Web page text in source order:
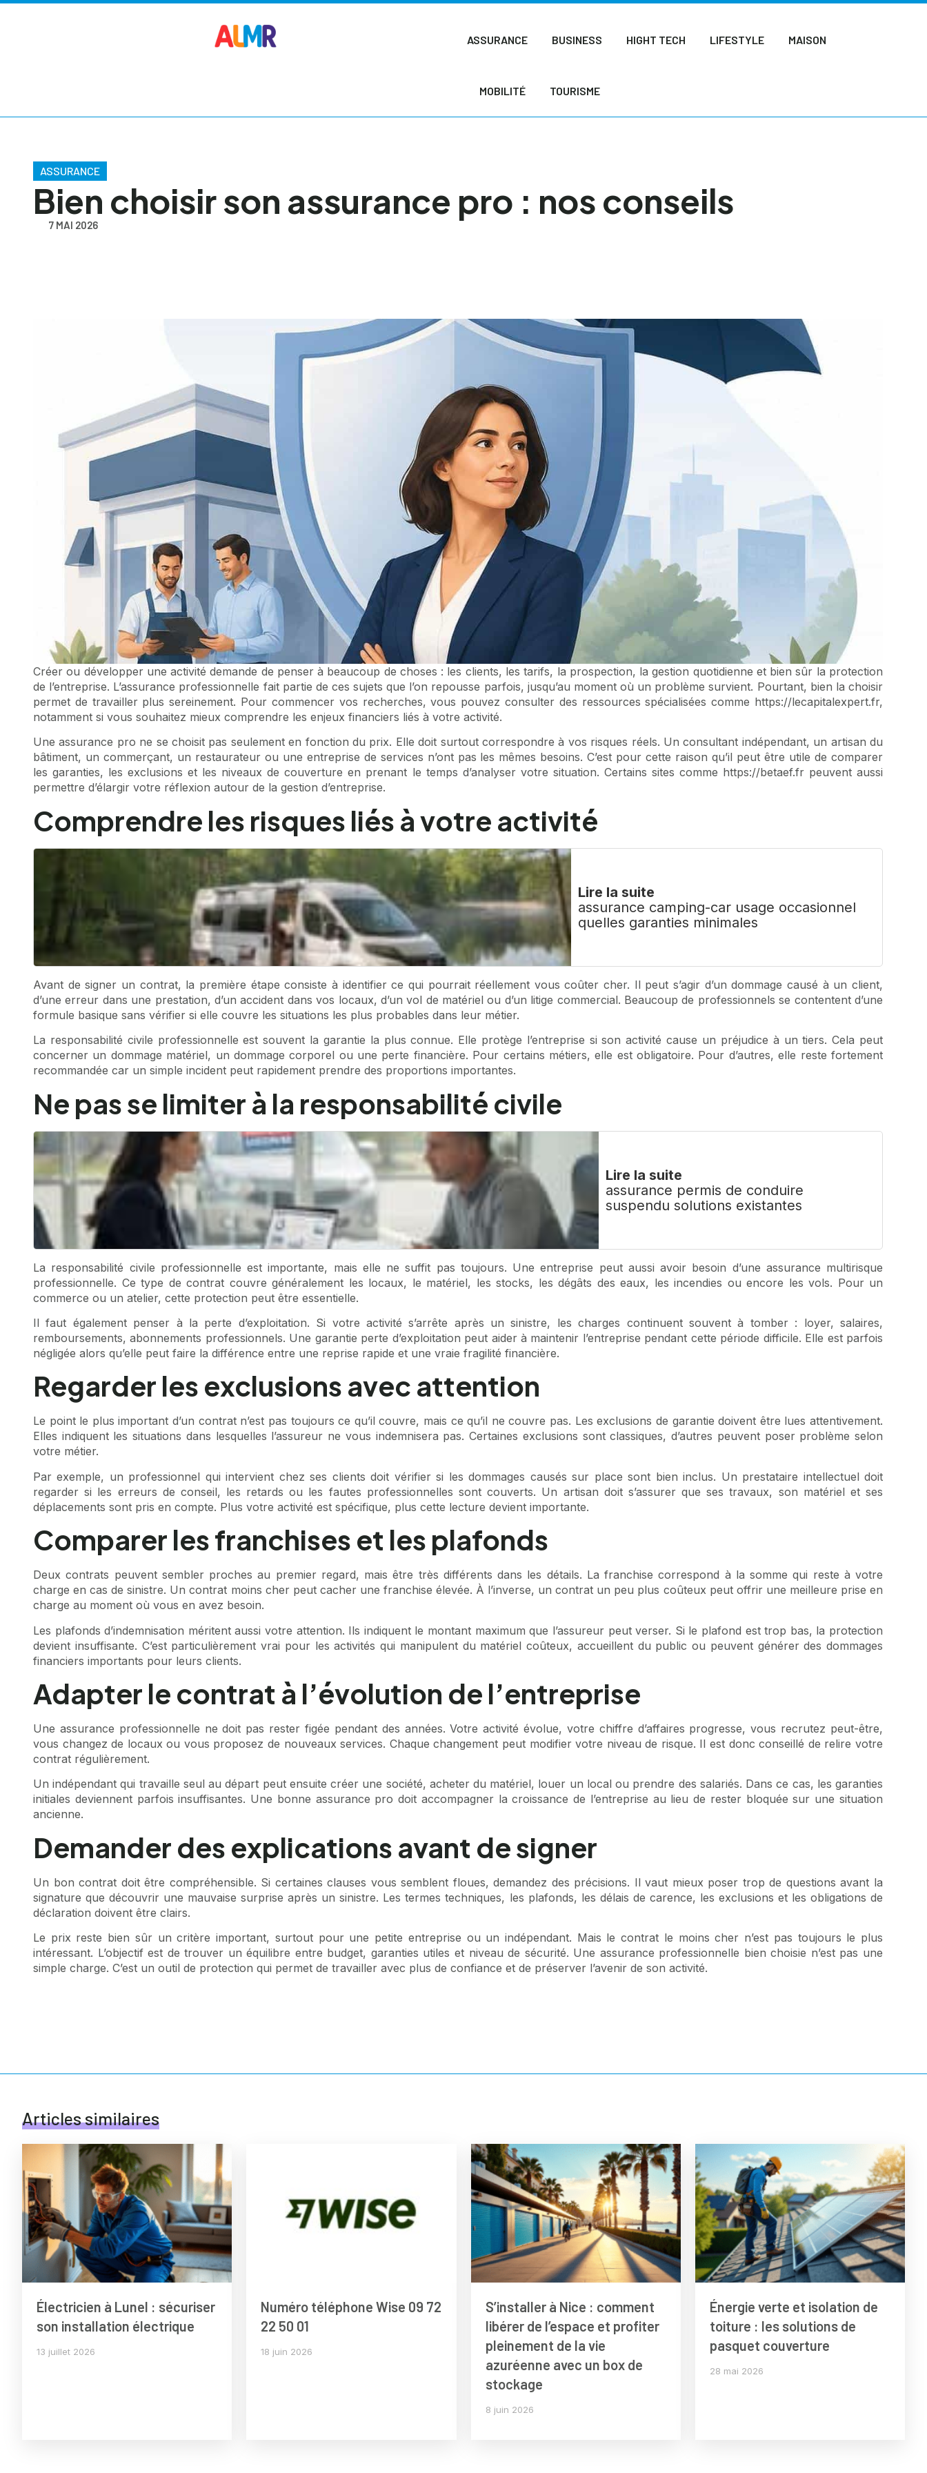
ASSURANCE BUSINESS HIGHT TECH LIFESTYLE MAISON
MOBILITÉ TOURISME
ASSURANCE
Bien choisir son assurance pro : nos conseils
7 MAI 2026
Créer ou développer une activité demande de penser à beaucoup de choses : les clients, les tarifs, la prospection, la gestion quotidienne et bien sûr la protection
de l’entreprise. L’assurance professionnelle fait partie de ces sujets que l’on repousse parfois, jusqu’au moment où un problème survient. Pourtant, bien la choisir
permet de travailler plus sereinement. Pour commencer vos recherches, vous pouvez consulter des ressources spécialisées comme https://lecapitalexpert.fr,
notamment si vous souhaitez mieux comprendre les enjeux financiers liés à votre activité.
Une assurance pro ne se choisit pas seulement en fonction du prix. Elle doit surtout correspondre à vos risques réels. Un consultant indépendant, un artisan du
bâtiment, un commerçant, un restaurateur ou une entreprise de services n’ont pas les mêmes besoins. C’est pour cette raison qu’il peut être utile de comparer
les garanties, les exclusions et les niveaux de couverture en prenant le temps d’analyser votre situation. Certains sites comme https://betaef.frpeuvent aussi
permettre d’élargir votre réflexion autour de la gestion d’entreprise.
Comprendre les risques liés à votre activité
Lire la suite
assurance camping-car usage occasionnel
quelles garanties minimales
Avant de signer un contrat, la première étape consiste à identifier ce qui pourrait réellement vous coûter cher. Il peut s’agir d’un dommage causé à un client,
d’une erreur dans une prestation, d’un accident dans vos locaux, d’un vol de matériel ou d’un litige commercial. Beaucoup de professionnels se contentent d’une
formule basique sans vérifier si elle couvre les situations les plus probables dans leur métier.
La responsabilité civile professionnelle est souvent la garantie la plus connue. Elle protège l’entreprise si son activité cause un préjudice à un tiers. Cela peut
concerner un dommage matériel, un dommage corporel ou une perte financière. Pour certains métiers, elle est obligatoire. Pour d’autres, elle reste fortement
recommandée car un simple incident peut rapidement prendre des proportions importantes.
Ne pas se limiter à la responsabilité civile
Lire la suite
assurance permis de conduire
suspendu solutions existantes
La responsabilité civile professionnelle est importante, mais elle ne suffit pas toujours. Une entreprise peut aussi avoir besoin d’une assurance multirisque
professionnelle. Ce type de contrat couvre généralement les locaux, le matériel, les stocks, les dégâts des eaux, les incendies ou encore les vols. Pour un
commerce ou un atelier, cette protection peut être essentielle.
Il faut également penser à la perte d’exploitation. Si votre activité s’arrête après un sinistre, les charges continuent souvent à tomber : loyer, salaires,
remboursements, abonnements professionnels. Une garantie perte d’exploitation peut aider à maintenir l’entreprise pendant cette période difficile. Elle est parfois
négligée alors qu’elle peut faire la différence entre une reprise rapide et une vraie fragilité financière.
Regarder les exclusions avec attention
Le point le plus important d’un contrat n’est pas toujours ce qu’il couvre, mais ce qu’il ne couvre pas. Les exclusions de garantie doivent être lues attentivement.
Elles indiquent les situations dans lesquelles l’assureur ne vous indemnisera pas. Certaines exclusions sont classiques, d’autres peuvent poser problème selon
votre métier.
Par exemple, un professionnel qui intervient chez ses clients doit vérifier si les dommages causés sur place sont bien inclus. Un prestataire intellectuel doit
regarder si les erreurs de conseil, les retards ou les fautes professionnelles sont couverts. Un artisan doit s’assurer que ses travaux, son matériel et ses
déplacements sont pris en compte. Plus votre activité est spécifique, plus cette lecture devient importante.
Comparer les franchises et les plafonds
Deux contrats peuvent sembler proches au premier regard, mais être très différents dans les détails. La franchise correspond à la somme qui reste à votre
charge en cas de sinistre. Un contrat moins cher peut cacher une franchise élevée. À l’inverse, un contrat un peu plus coûteux peut offrir une meilleure prise en
charge au moment où vous en avez besoin.
Les plafonds d’indemnisation méritent aussi votre attention. Ils indiquent le montant maximum que l’assureur peut verser. Si le plafond est trop bas, la protection
devient insuffisante. C’est particulièrement vrai pour les activités qui manipulent du matériel coûteux, accueillent du public ou peuvent générer des dommages
financiers importants pour leurs clients.
Adapter le contrat à l’évolution de l’entreprise
Une assurance professionnelle ne doit pas rester figée pendant des années. Votre activité évolue, votre chiffre d’affaires progresse, vous recrutez peut-être,
vous changez de locaux ou vous proposez de nouveaux services. Chaque changement peut modifier votre niveau de risque. Il est donc conseillé de relire votre
contrat régulièrement.
Un indépendant qui travaille seul au départ peut ensuite créer une société, acheter du matériel, louer un local ou prendre des salariés. Dans ce cas, les garanties
initiales deviennent parfois insuffisantes. Une bonne assurance pro doit accompagner la croissance de l’entreprise au lieu de rester bloquée sur une situation
ancienne.
Demander des explications avant de signer
Un bon contrat doit être compréhensible. Si certaines clauses vous semblent floues, demandez des précisions. Il vaut mieux poser trop de questions avant la
signature que découvrir une mauvaise surprise après un sinistre. Les termes techniques, les plafonds, les délais de carence, les exclusions et les obligations de
déclaration doivent être clairs.
Le prix reste bien sûr un critère important, surtout pour une petite entreprise ou un indépendant. Mais le contrat le moins cher n’est pas toujours le plus
intéressant. L’objectif est de trouver un équilibre entre budget, garanties utiles et niveau de sécurité. Une assurance professionnelle bien choisie n’est pas une
simple charge. C’est un outil de protection qui permet de travailler avec plus de confiance et de préserver l’avenir de son activité.
Articles similaires
Électricien à Lunel : sécuriser
son installation électrique
13 juillet 2026
Numéro téléphone Wise 09 72
22 50 01
18 juin 2026
S’installer à Nice : comment
libérer de l’espace et profiter
pleinement de la vie
azuréenne avec un box de
stockage
8 juin 2026
Énergie verte et isolation de
toiture : les solutions de
pasquet couverture
28 mai 2026